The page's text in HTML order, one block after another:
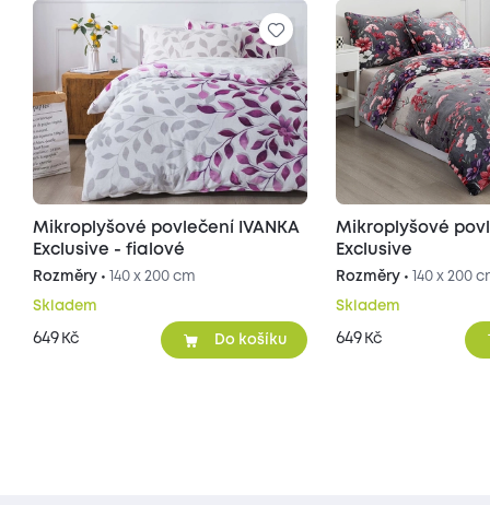
Mikroplyšové povlečení IVANKA
Exclusive - fialové
Rozměry • 140 x 200 cm
Skladem
649 Kč Do košíku
Mikroplyšové
Exclusive
Rozměry • 140 x 200
Skladem
649 Kč